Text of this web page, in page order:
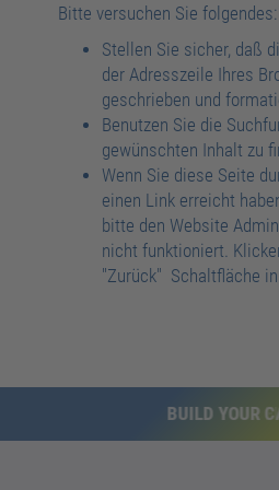
Bitte versuchen Sie folgendes:
Stellen Sie sicher, daß
der Adresszeile Ihres
geschrieben und
Benutzen Sie die
gewünschten Inhalt zu
Wenn Sie diese Seite
einen Link erreicht
bitte den Website
nicht funktioniert.
"Zurück" Schaltfläche
BUILD YOUR
BUILD YOUR